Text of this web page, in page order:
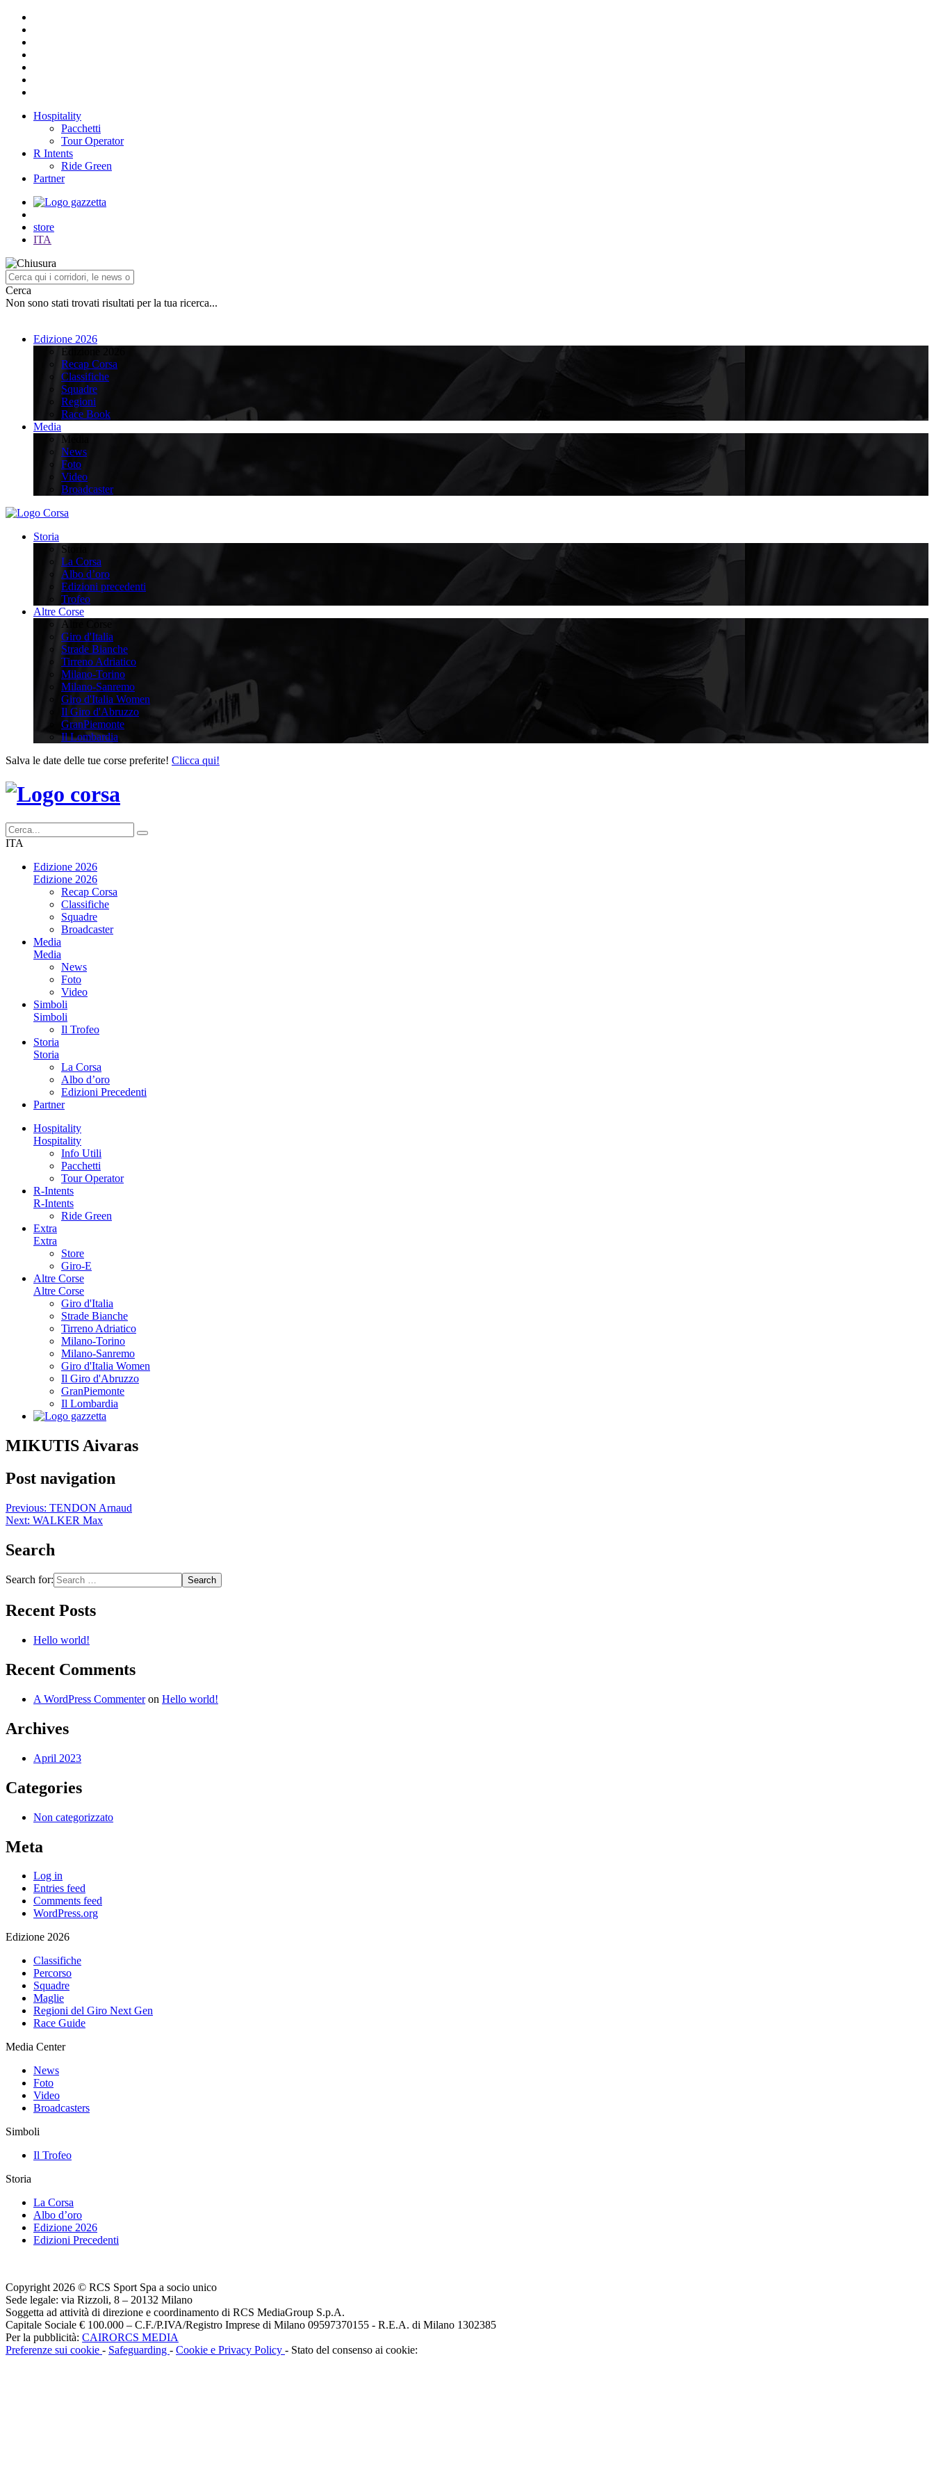
Hospitality
Pacchetti
Tour Operator
R Intents
Ride Green
Partner
store
ITA
Cerca
Non sono stati trovati risultati per la tua ricerca...
Edizione 2026
Edizione 2026
Recap Corsa
Classifiche
Squadre
Regioni
Race Book
Media
Media
News
Foto
Video
Broadcaster
Storia
Storia
La Corsa
Albo d’oro
Edizioni precedenti
Trofeo
Altre Corse
Altre Corse
Giro d'Italia
Strade Bianche
Tirreno Adriatico
Milano-Torino
Milano-Sanremo
Giro d'Italia Women
Il Giro d'Abruzzo
GranPiemonte
Il Lombardia
Salva le date delle tue corse preferite! Clicca qui!
ITA
Edizione 2026
Edizione 2026
Recap Corsa
Classifiche
Squadre
Broadcaster
Media
Media
News
Foto
Video
Simboli
Simboli
Il Trofeo
Storia
Storia
La Corsa
Albo d’oro
Edizioni Precedenti
Partner
Hospitality
Hospitality
Info Utili
Pacchetti
Tour Operator
R-Intents
R-Intents
Ride Green
Extra
Extra
Store
Giro-E
Altre Corse
Altre Corse
Giro d'Italia
Strade Bianche
Tirreno Adriatico
Milano-Torino
Milano-Sanremo
Giro d'Italia Women
Il Giro d'Abruzzo
GranPiemonte
Il Lombardia
MIKUTIS Aivaras
Post navigation
Previous: TENDON Arnaud
Next: WALKER Max
Search
Search for:
Recent Posts
Hello world!
Recent Comments
A WordPress Commenteron Hello world!
Archives
April 2023
Categories
Non categorizzato
Meta
Log in
Entries feed
Comments feed
WordPress.org
Edizione 2026
Classifiche
Percorso
Squadre
Maglie
Regioni del Giro Next Gen
Race Guide
Media Center
News
Foto
Video
Broadcasters
Simboli
Il Trofeo
Storia
La Corsa
Albo d’oro
Edizione 2026
Edizioni Precedenti
Copyright 2026 © RCS Sport Spa a socio unico
Sede legale: via Rizzoli, 8 – 20132 Milano
Soggetta ad attività di direzione e coordinamento di RCS MediaGroup S.p.A.
Capitale Sociale € 100.000 – C.F./P.IVA/Registro Imprese di Milano 09597370155 - R.E.A. di Milano 1302385
Per la pubblicità: CAIRORCS MEDIA
Preferenze sui cookie - Safeguarding - Cookie e Privacy Policy - Stato del consenso ai cookie: